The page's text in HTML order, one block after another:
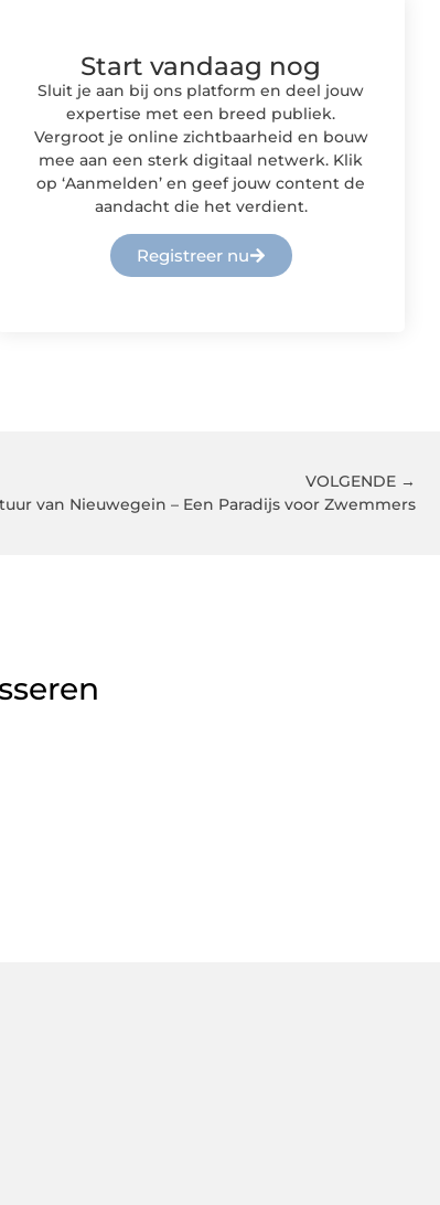
Start vandaag nog
Sluit je aan bij ons platform en deel jouw
expertise met een breed publiek.
Vergroot je online zichtbaarheid en bouw
mee aan een sterk digitaal netwerk. Klik
op ‘Aanmelden’ en geef jouw content de
aandacht die het verdient.
Registreer nu
VOLGENDE →
van Nieuwegein – Een Paradijs voor Zwemmers